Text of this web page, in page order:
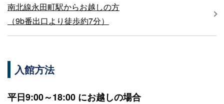
南北線永田町駅からお越しの方
（9b番出口より徒歩約7分）
入館方法
平日9:00～18:00 にお越しの場合